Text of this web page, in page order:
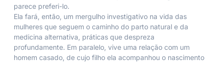
parece preferi-lo.
Ela fará, então, um mergulho investigativo na vida das
mulheres que seguem o caminho do parto natural e da
medicina alternativa, práticas que despreza
profundamente. Em paralelo, vive uma relação com um
homem casado, de cujo filho ela acompanhou o nascimento